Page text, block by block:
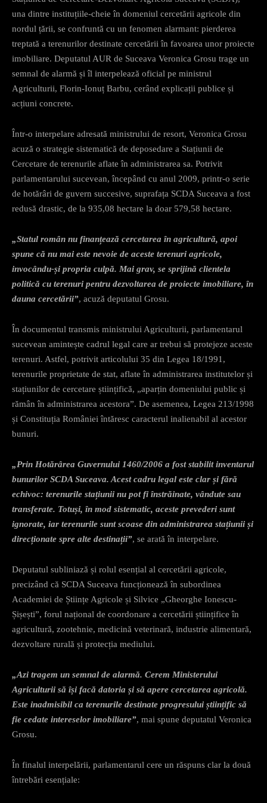
una dintre instituțiile-cheie în domeniul cercetării agricole din
nordul țării, se confruntă cu un fenomen alarmant: pierderea
treptată a terenurilor destinate cercetării în favoarea unor proiecte
imobiliare. Deputatul AUR de Suceava Veronica Grosu trage un
semnal de alarmă și îl interpelează oficial pe ministrul
Agriculturii, Florin-Ionuț Barbu, cerând explicații publice și
acțiuni concrete.
Într-o interpelare adresată ministrului de resort, Veronica Grosu
acuză o strategie sistematică de deposedare a Stațiunii de
Cercetare de terenurile aflate în administrarea sa. Potrivit
parlamentarului sucevean, începând cu anul 2009, printr-o serie
de hotărâri de guvern succesive, suprafața SCDA Suceava a fost
redusă drastic, de la 935,08 hectare la doar 579,58 hectare.
„Statul român nu finanțează cercetarea în agricultură, apoi
spune că nu mai este nevoie de aceste terenuri agricole,
invocându-și propria culpă. Mai grav, se sprijină clientela
politică cu terenuri pentru dezvoltarea de proiecte imobiliare, în
dauna cercetării”, acuză deputatul Grosu.
În documentul transmis ministrului Agriculturii, parlamentarul
sucevean amintește cadrul legal care ar trebui să protejeze aceste
terenuri. Astfel, potrivit articolului 35 din Legea 18/1991,
terenurile proprietate de stat, aflate în administrarea institutelor și
stațiunilor de cercetare științifică, „aparțin domeniului public și
rămân în administrarea acestora”. De asemenea, Legea 213/1998
și Constituția României întăresc caracterul inalienabil al acestor
bunuri.
„Prin Hotărârea Guvernului 1460/2006 a fost stabilit inventarul
bunurilor SCDA Suceava. Acest cadru legal este clar și fără
echivoc: terenurile stațiunii nu pot fi înstrăinate, vândute sau
transferate. Totuși, în mod sistematic, aceste prevederi sunt
ignorate, iar terenurile sunt scoase din administrarea stațiunii și
direcționate spre alte destinații”, se arată în interpelare.
Deputatul subliniază și rolul esențial al cercetării agricole,
precizând că SCDA Suceava funcționează în subordinea
Academiei de Științe Agricole și Silvice „Gheorghe Ionescu-
Șișești”, forul național de coordonare a cercetării științifice în
agricultură, zootehnie, medicină veterinară, industrie alimentară,
dezvoltare rurală și protecția mediului.
„Azi tragem un semnal de alarmă. Cerem Ministerului
Agriculturii să își facă datoria și să apere cercetarea agricolă.
Este inadmisibil ca terenurile destinate progresului științific să
fie cedate intereselor imobiliare”, mai spune deputatul Veronica
Grosu.
În finalul interpelării, parlamentarul cere un răspuns clar la două
întrebări esențiale: